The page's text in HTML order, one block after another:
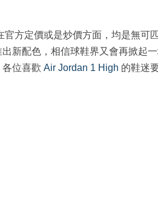
方定價或是炒價方面，均是無可
新配色，相信球鞋界又會再掀起
位喜歡 Air Jordan 1 High 的鞋迷